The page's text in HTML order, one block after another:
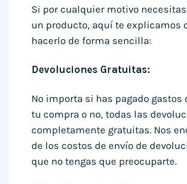
Si por cualquier motivo
un producto, aquí te explicamos
hacerlo de forma sencilla:
Devoluciones Gratuitas:
No importa si has pagado gastos
tu compra o no, todas las
completamente gratuitas. Nos
de los costos de envío de
que no tengas que preocuparte.